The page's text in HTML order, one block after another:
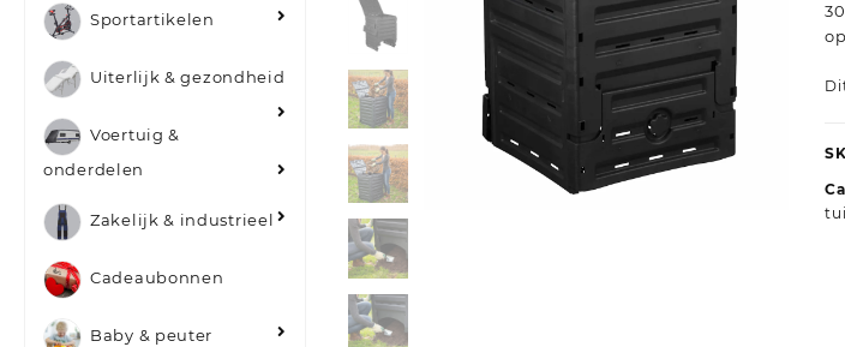
Sportartikelen
Uiterlijk & gezondheid
Voertuig &
onderdelen
Zakelijk & industrieel
Cadeaubonnen
Baby & peuter